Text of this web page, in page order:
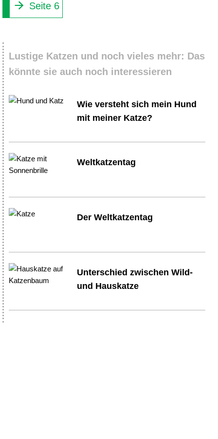
Seite 6
Lustige Katzen und noch vieles mehr: Das
könnte sie auch noch interessieren
Wie versteht sich mein Hund
mit meiner Katze?
Weltkatzentag
Der Weltkatzentag
Unterschied zwischen Wild-
und Hauskatze